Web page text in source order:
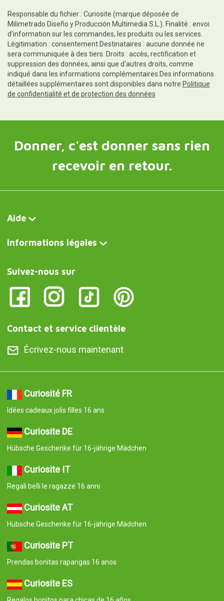
Responsable du fichier : Curiosite (marque déposée de
Milimetrado Diseño y Producción Multimedia S.L.). Finalité : envoi
d'information sur les commandes, les produits ou les services.
Légitimation : consentement.Destinataires : aucune donnée ne
sera communiquée à des tiers. Droits : accès, rectification et
suppression des données, ainsi que d'autres droits, comme
indiqué dans les informations complémentaires.Des informations
détaillées supplémentaires sont disponibles dans notre Politique
de confidentialité et de protection des données
Donner, c'est donner sans rien
recevoir en retour.
Aide
Informations légales
Suivez-nous sur
Contact et service clientèle
Écrivez-nous maintenant
Curiosité FR
Idées cadeaux jolis filles 16 ans
Curiosite DE
Hübsche Geschenke für 16-jährige Mädchen
Curiosite IT
Regali belli le ragazze 16 anni
Curiosite AT
Hübsche Geschenke für 16-jährige Mädchen
Curiosite PT
Prendas bonitas raparigas 16 anos
Curiosite ES